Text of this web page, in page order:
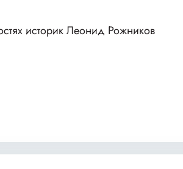
историк Леонид Рожников